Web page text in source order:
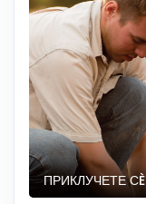
ПРИКЛУЧЕТЕ СÈ